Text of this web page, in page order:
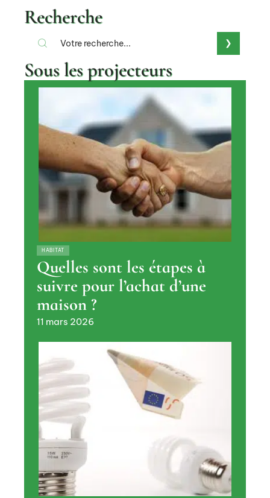
Recherche
Sous les projecteurs
HABITAT
Quelles sont les étapes à
suivre pour l’achat d’une
maison ?
11 mars 2026